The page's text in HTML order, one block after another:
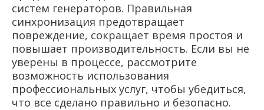
систем генераторов. Правильная
синхронизация предотвращает
повреждение, сокращает время простоя и
повышает производительность. Если вы не
уверены в процессе, рассмотрите
возможность использования
профессиональных услуг, чтобы убедиться,
что все сделано правильно и безопасно.